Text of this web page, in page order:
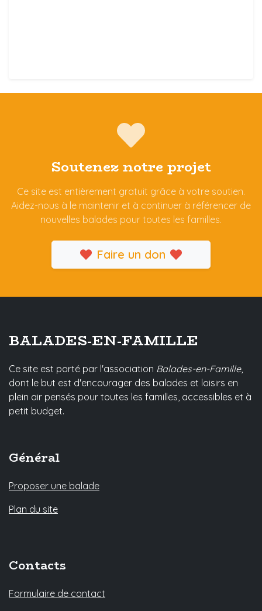
Soutenez notre projet
Ce site est entièrement gratuit grâce à votre soutien.
Aidez-nous à le maintenir et à continuer à référencer de
nouvelles balades pour toutes les familles.
Faire un don
BALADES-EN-FAMILLE
Ce site est porté par l'association Balades-en-Famille,
dont le but est d'encourager des balades et loisirs en
plein air pensés pour toutes les familles, accessibles et à
petit budget.
Général
Proposer une balade
Plan du site
Contacts
Formulaire de contact